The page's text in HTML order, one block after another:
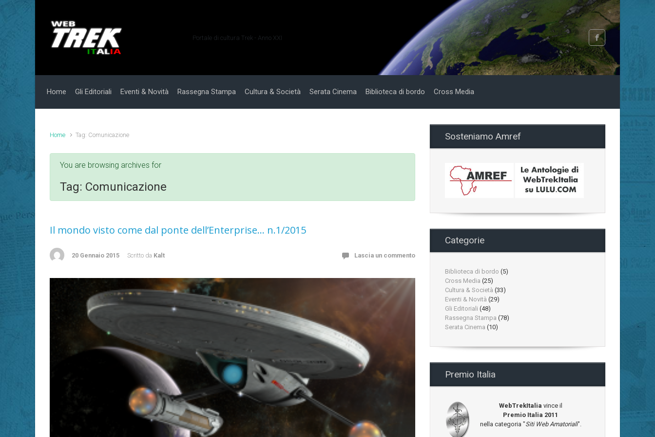
Portale di cultura Trek - Anno XXI
Home Gli Editoriali Eventi & Novità Rassegna Stampa Cultura & Società Serata Cinema Biblioteca di bordo Cross Media
Home Tag: Comunicazione
You are browsing archives for
Tag: Comunicazione
Il mondo visto come dal ponte dell’Enterprise… n.1/2015
20 Gennaio 2015 Scritto da Kalt Lascia un commento
Sosteniamo Amref
Categorie
Biblioteca di bordo (5)
Cross Media (25)
Cultura & Società (33)
Eventi & Novità (29)
Gli Editoriali (48)
Rassegna Stampa (78)
Serata Cinema (10)
Premio Italia
WebTrekItalia vince il
Premio Italia 2011
nella categoria "Siti Web Amatoriali".